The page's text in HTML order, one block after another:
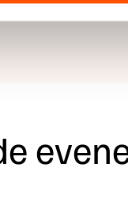
uitslagen live via